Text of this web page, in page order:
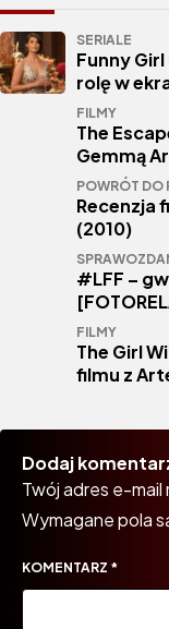
SERIALE
Funny
rolę w
FILMY
The
Gemmą
POWRÓT DO
Recenzja
(2010)
#LFF –
FILMY
The Girl
filmu z
Dodaj
Twój adres e-
Wymagane pola
KOMENTARZ *